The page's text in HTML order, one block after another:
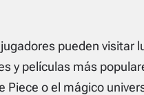
pueden visitar
y películas más
Piece o el mágico